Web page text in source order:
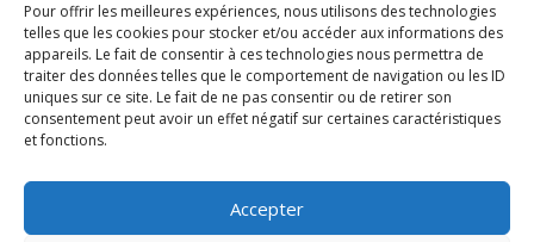
Pour offrir les meilleures expériences, nous utilisons des technologies
telles que les cookies pour stocker et/ou accéder aux informations des
appareils. Le fait de consentir à ces technologies nous permettra de
traiter des données telles que le comportement de navigation ou les ID
uniques sur ce site. Le fait de ne pas consentir ou de retirer son
consentement peut avoir un effet négatif sur certaines caractéristiques
et fonctions.
Accepter